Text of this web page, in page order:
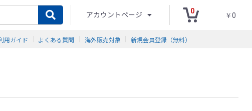
アカウントページ 0
￥0
用ガイド よくある質問 海外販売対象 新規会員登録（無料）